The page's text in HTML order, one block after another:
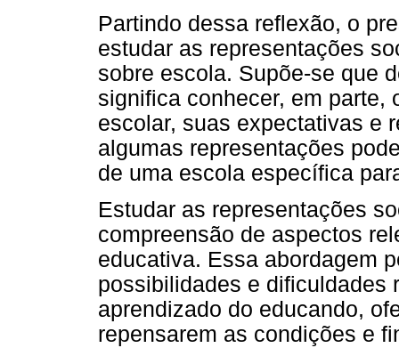
Partindo dessa reflexão, o
estudar as representações
sobre escola. Supõe-se que
significa conhecer, em parte,
escolar, suas expectativas e
algumas representações
de uma escola específica
Estudar as representações
compreensão de aspectos
educativa. Essa abordagem
possibilidades e dificuldades
aprendizado do educando,
repensarem as condições e